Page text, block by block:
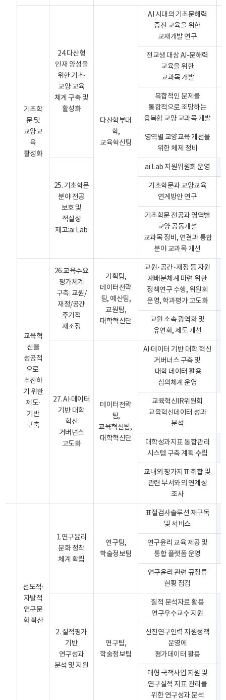
기초학
문 및
교양교
육
활성화
24.다산형
인재 양성을
위한 기초·
교양 교육
체계 구축 및
활성화
다산학부대
학,
교육혁신팀
AI 시대의 기초문해력
증진 교육을 위한
교재개발 연구
전교생 대상 AI-문해력
교육을 위한
교과목 개발
복합적인 문제를
통합적으로 조망하는
융복합 교양 교과목 개발
영역별 교양교육 개선을
위한 체제 정비
25. 기초학문
분야 전공
보호 및
적실성
제고:ai Lab
ai Lab 지원위원회 운영
기초학문과 교양교육
연계방안 연구
기초학문 전공과 영역별
교양 공동개설
교과목 정비, 연결과 통합
분야 교과목 개선
교육혁
신을
성공적
으로
추진하
기 위한
제도·
기반
구축
26.교육수요
평가체계
구축: 교원/
재정/공간
주기적
재조정
기획팀,
데이터전략
팀, 예산팀,
교원팀,
대학혁신단
교원･공간･재정 등 자원
재배분체계 마련 위한
정책연구 수행, 위원회
운영, 학과평가 고도화
교원 소속 광역화 및
유연화, 제도 개선
27. AI·데이터
기반 대학
혁신
거버넌스
고도화
데이터전략
팀,
교육혁신팀,
대학혁신단
AI·데이터 기반 대학 혁신
거버너스 구축 및
대학 데이터 활용
심의체계 운영
교육혁신IR위원회
교육혁신데이터 성과
분석
대학성과지표 통합관리
시스템 구축 계획 수립
교내외 평가지표 취합 및
관련 부서와의 연계성
조사
선도적·
자발적
연구문
화 확산
1.연구윤리
문화 정착
체계 확립
연구팀,
학술정보팀
표절검사솔루션 재구독
및 서비스
연구윤리 교육 제공 및
통합 플랫폼 운영
연구윤리 관련 규정류
현황 점검
2. 질적평가
기반
연구성과
분석 및 지원
연구팀,
학술정보팀
질적 분석자료 활용
연구우수교수 지원
신진연구인력 지원정책
운영에
평가데이터 활용
대형 국책사업 지원 및
연구실적 지표 관리를
위한 연구성과 분석